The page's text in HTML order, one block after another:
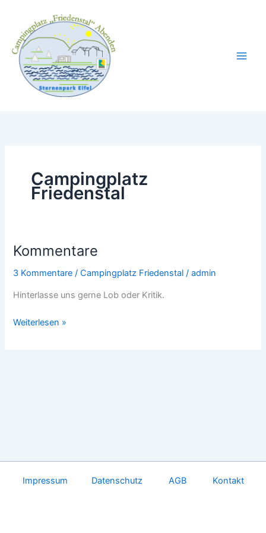
springen
Campingplatz
Friedenstal
Kommentare
3 Kommentare /Campingplatz Friedenstal /admin
Hinterlasse uns gerne Lob oder Kritik.
Kommentare
Weiterlesen »
Impressum Datenschutz AGB Kontakt